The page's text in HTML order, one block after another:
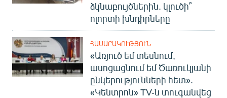
ձկնաբույծներին. կլուծի՞
ոլորտի խնդիրները
ՀԱՍԱՐԱԿՈՒԹՅՈՒՆ
«Առյուծ եմ տեսնում,
ասոցացնում եմ Ծառուկյանի
ընկերությունների հետ».
«Կենտրոն» TV-ն տուգանվեց